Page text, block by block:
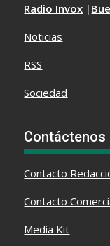
Radio Invox |
Noticias
RSS
Sociedad
Contáctenos
Contacto
Contacto
Media Kit